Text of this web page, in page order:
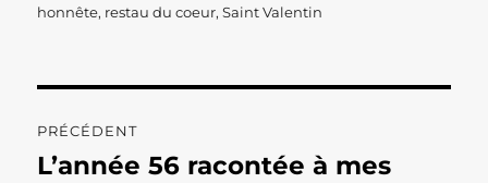
honnête, restau du coeur,Saint Valentin
de
PRÉCÉDENT
Publication
L’année 56 racontée à mes